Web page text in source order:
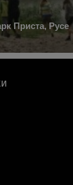
Приста, Русе